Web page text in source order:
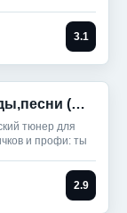
3.1
GuitarTuna:Тюнер,аккорды,песни (Мод, Premium Unlocked)
тюнер для
и профи: ты
2.9